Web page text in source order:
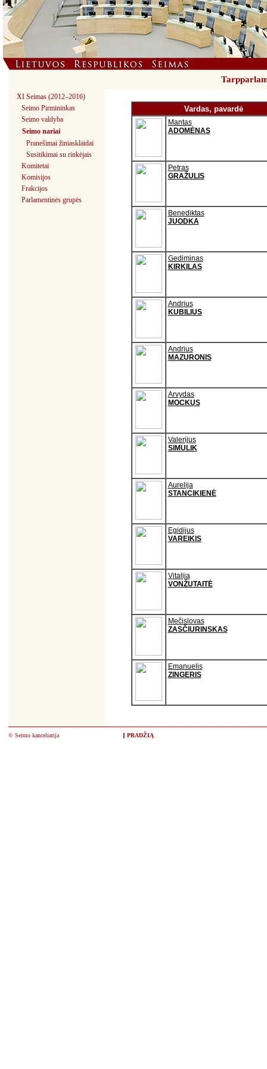
XI Seimas (2012–2016)
Seimo Pirmininkas
Seimo valdyba
Seimo nariai
Pranešimai žiniasklaidai
Susitikimai su rinkėjais
Komitetai
Komisijos
Frakcijos
Parlamentinės grupės
Vardas, pavardė
Mantas
ADOMĖNAS
Petras
GRAŽULIS
Benediktas
JUODKA
Gediminas
KIRKILAS
Andrius
KUBILIUS
Andrius
MAZURONIS
Arvydas
MOCKUS
Valerijus
SIMULIK
Aurelija
STANCIKIENĖ
Egidijus
VAREIKIS
Vitalija
VONŽUTAITĖ
Mečislovas
ZASČIURINSKAS
Emanuelis
ZINGERIS
© Seimo kanceliarija Į PRADŽIĄ